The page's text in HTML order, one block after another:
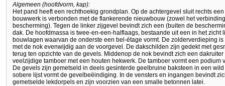
Algemeen (hoofdvorm, kap):
Het pand heeft een rechthoekig grondplan. Op de achtergevel sluit rechts
bouwwerk is verbonden met de flankerende nieuwbouw (zowel het
bescherming). Tegen de linker zijgevel bevindt zich een (buiten de
dak. De hoofdmassa is twee-en-een-halflaags, bestaande uit een in het
bouwlagen waarvan de onderste een bel-étage vormt. De zolderverdieping
met de nok evenwijdig aan de voorgevel. De dakschilden zijn gedekt met
terug ten opzichte van de gevels. Middenop de nok bevindt zich een
veelzijdige tamboer met een houten hekwerk. De tamboer vormt een podium
De gevels zijn gemetseld in deels gesinterde geelbruine baksteen in een
sobere lijst vormt de gevelbeëindiging. In de vensters en ingangen bevindt
gemetselde lekdorpels en zijn voorzien van een smalle betonnen latei.